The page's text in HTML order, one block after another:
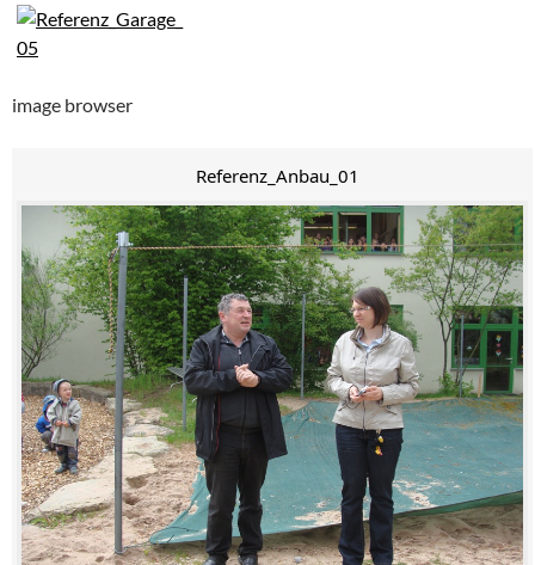
image browser
Referenz_Anbau_01